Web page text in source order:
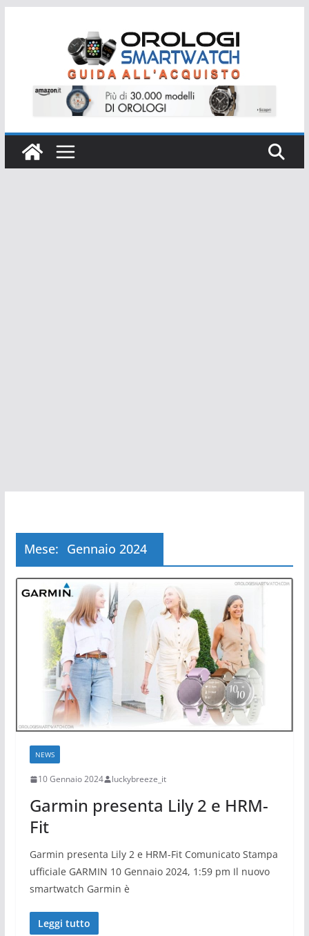
Mese: Gennaio 2024
NEWS
10 Gennaio 2024 luckybreeze_it
Garmin presenta Lily 2 e HRM-
Fit
Garmin presenta Lily 2 e HRM-Fit Comunicato Stampa
ufficiale GARMIN 10 Gennaio 2024, 1:59 pm Il nuovo
smartwatch Garmin è
Leggi tutto